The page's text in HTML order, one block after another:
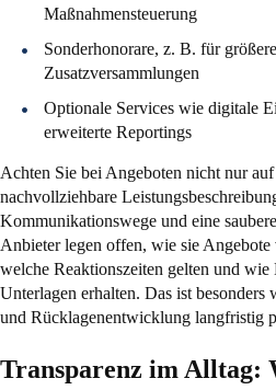
Maßnahmensteuerung
Sonderhonorare, z. B. für
Zusatzversammlungen
Optionale Services wie digitale
erweiterte Reportings
Achten Sie bei Angeboten nicht nur
nachvollziehbare
Kommunikationswege und eine
Anbieter legen offen, wie sie
welche Reaktionszeiten gelten und
Unterlagen erhalten. Das ist
und Rücklagenentwicklung langfristig
Transparenz im Alltag: